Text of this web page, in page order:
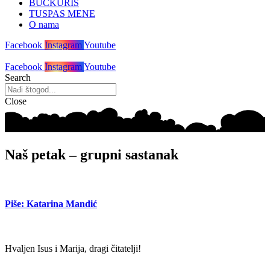
BUĆKURIŠ
TUSPAS MENE
O nama
Facebook InstagramYoutube
Facebook InstagramYoutube
Search
Close
Naš petak – grupni sastanak
Piše: Katarina Mandić
Hvaljen Isus i Marija, dragi čitatelji!